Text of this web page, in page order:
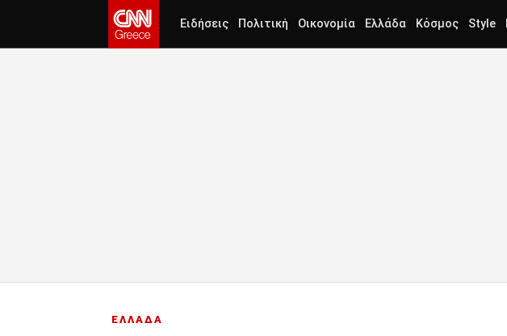
Ειδήσεις Πολιτική Οικονομία Ελλάδα Κόσμος Style
ΕΛΛΑΔΑ